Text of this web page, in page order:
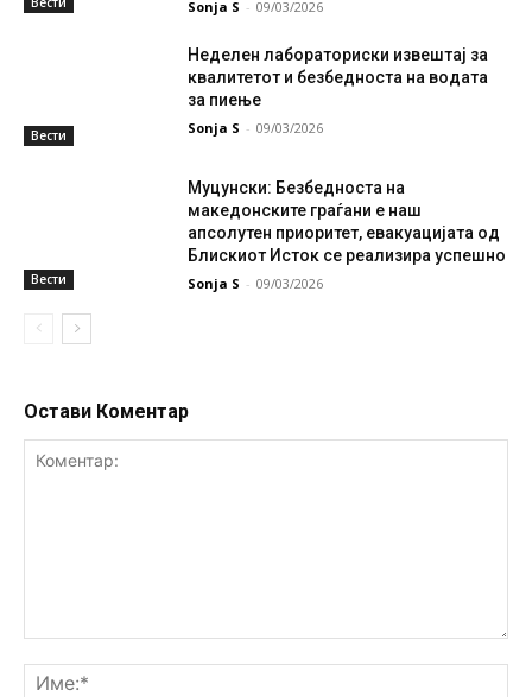
Sonja S - 09/03/2026
Вести
Неделен лабораториски извештај за
квалитетот и безбедноста на водата
за пиење
Sonja S - 09/03/2026
Вести
Муцунски: Безбедноста на
македонските граѓани е наш
апсолутен приоритет, евакуацијата од
Блискиот Исток се реализира успешно
Sonja S - 09/03/2026
Остави Коментар